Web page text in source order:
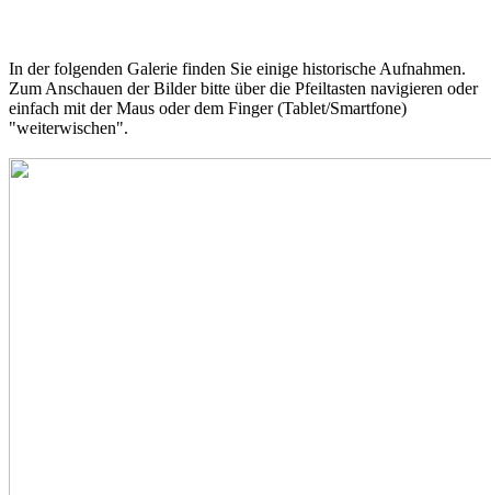
In der folgenden Galerie finden Sie einige historische Aufnahmen.
Zum Anschauen der Bilder bitte über die Pfeiltasten navigieren oder
einfach mit der Maus oder dem Finger (Tablet/Smartfone)
"weiterwischen".